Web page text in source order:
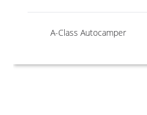
A-Class Autocamper